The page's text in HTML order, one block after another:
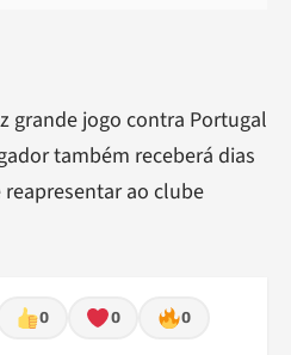
grande jogo contra Portugal
também receberá dias
ao clube
0 0 0